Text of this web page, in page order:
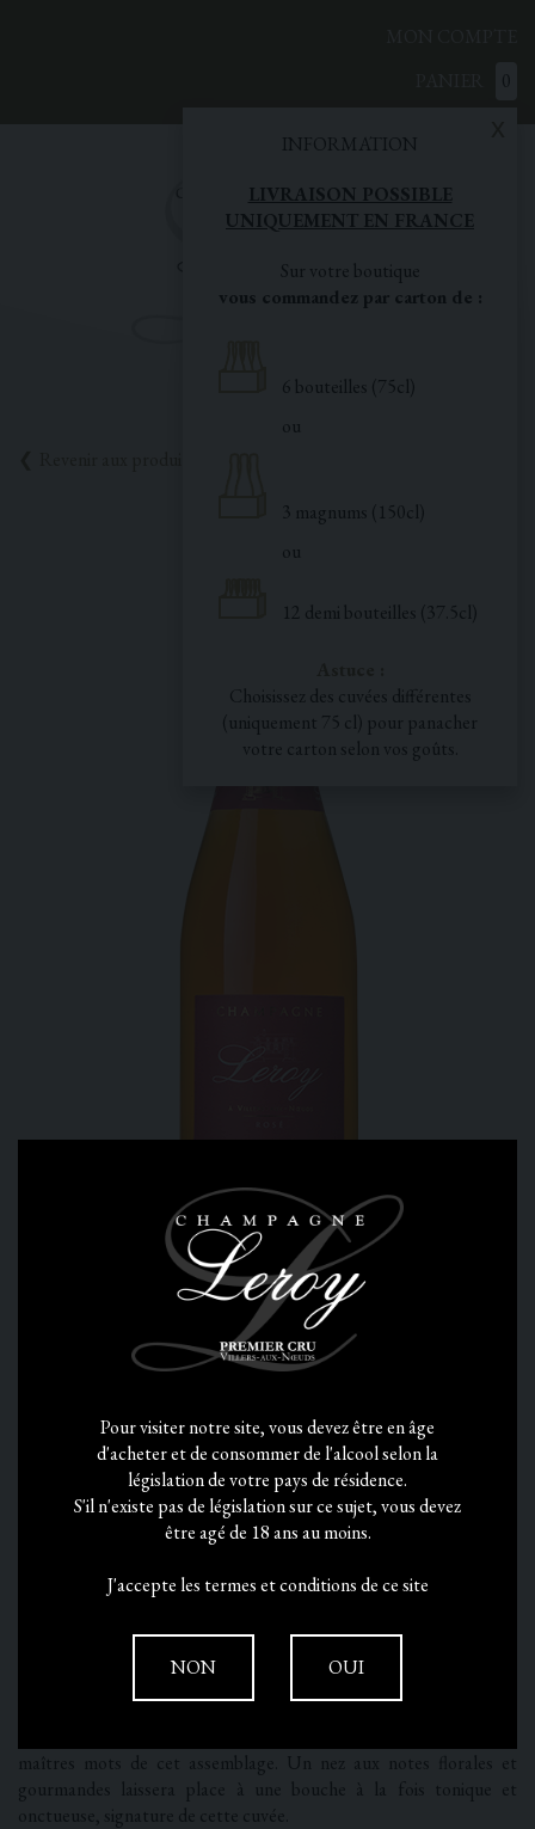
Pour visiter notre site, vous devez être en âge
d'acheter et de consommer de l'alcool selon la
législation de votre pays de résidence.
S'il n'existe pas de législation sur ce sujet, vous devez
être agé de 18 ans au moins.
J'accepte les termes et conditions de ce site
NON OUI
INFORMATION
LIVRAISON POSSIBLE
UNIQUEMENT EN FRANCE
Sur votre boutique
vous commandez par carton de :
6 bouteilles (75cl)
ou
3 magnums (150cl)
ou
12 demi bouteilles (37.5cl)
Choisissez des cuvées différentes
(uniquement 75 cl) pour panacher
votre carton selon vos goûts.
0
26,70 €
25,10€ à partir de 12 bouteilles
AJOUTER AU PANIER
maîtres mots de cet assemblage. Un nez aux notes florales et
gourmandes laissera place à une bouche à la fois tonique et
onctueuse, signature de cette cuvée.